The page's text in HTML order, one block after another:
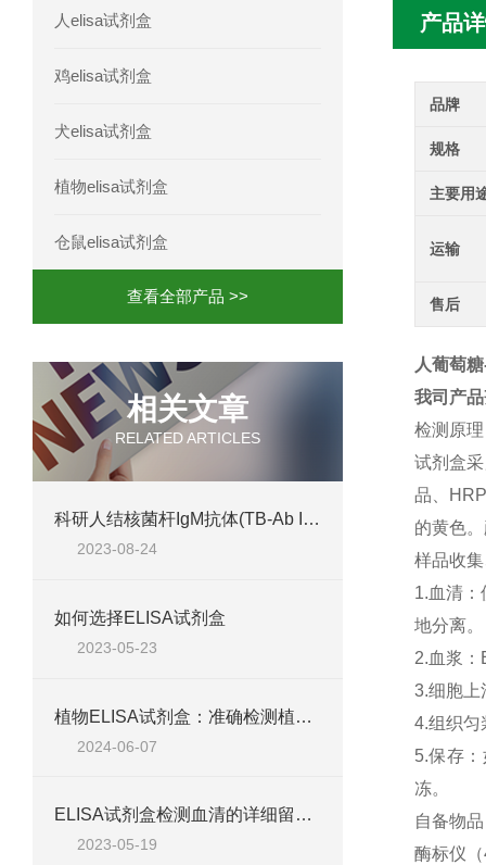
人elisa试剂盒
鸡elisa试剂盒
犬elisa试剂盒
植物elisa试剂盒
仓鼠elisa试剂盒
查看全部产品 >>
相关文章
RELATED ARTICLES
科研人结核菌杆IgM抗体(TB-Ab IgM) ELISA试剂盒@免费代测
2023-08-24
如何选择ELISA试剂盒
2023-05-23
植物ELISA试剂盒：准确检测植物激素与抗体
2024-06-07
ELISA试剂盒检测血清的详细留意事项
2023-05-19
产品
品牌
规格
主要用
运输
售后
人葡萄
我司产
检测原理
试剂盒
品、
HRP
的黄色
样品收
1.血清
地分离。
2.血浆：
3.细胞上
4.组织匀
5.保存
冻。
自备物品
酶标仪（